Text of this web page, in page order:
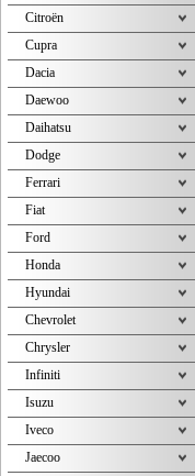
Citroën
Cupra
Dacia
Daewoo
Daihatsu
Dodge
Ferrari
Fiat
Ford
Honda
Hyundai
Chevrolet
Chrysler
Infiniti
Isuzu
Iveco
Jaecoo